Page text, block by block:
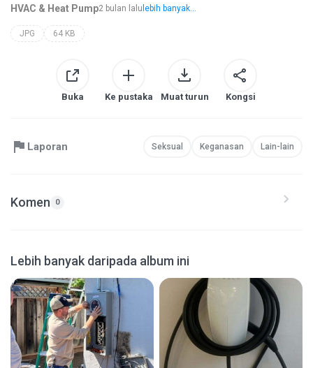
HVAC & Heat Pump2 bulan lalu lebih banyak...
JPG 64 KB
Buka Ke pustaka Muat turun Kongsi
Laporan Seksual Keganasan Lain-lain
Komen 0
Lebih banyak daripada album ini